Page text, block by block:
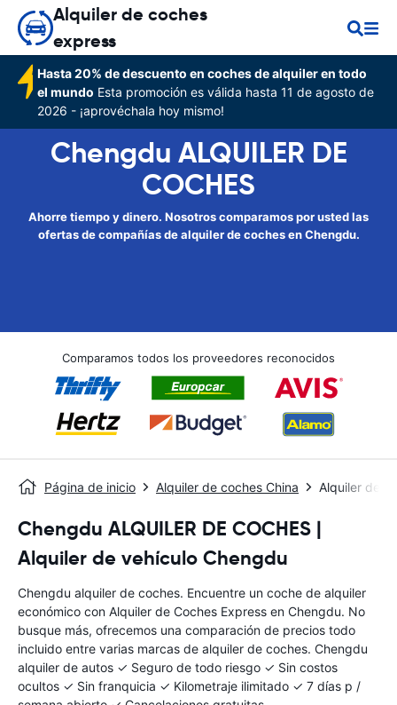
Alquiler de coches
express
Hasta 20% de descuento en coches de alquiler en todo
el mundo Esta promoción es válida hasta 11 de agosto de
2026 - ¡aprovéchala hoy mismo!
Chengdu ALQUILER DE
COCHES
Ahorre tiempo y dinero. Nosotros comparamos por usted las
ofertas de compañías de alquiler de coches en Chengdu.
Comparamos todos los proveedores reconocidos
Página de inicio Alquiler de coches China Alquiler de
Chengdu ALQUILER DE COCHES |
Alquiler de vehículo Chengdu
Chengdu alquiler de coches. Encuentre un coche de alquiler
económico con Alquiler de Coches Express en Chengdu. No
busque más, ofrecemos una comparación de precios todo
incluido entre varias marcas de alquiler de coches. Chengdu
alquiler de autos ✓ Seguro de todo riesgo ✓ Sin costos
ocultos ✓ Sin franquicia ✓ Kilometraje ilimitado ✓ 7 días p /